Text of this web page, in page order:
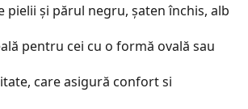
și părul negru, șaten închis, alb
pentru cei cu o formă ovală sau
care asigură confort si